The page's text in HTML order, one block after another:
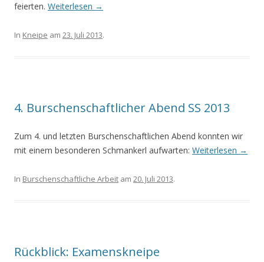
feierten. Weiterlesen →
In Kneipe am 23. Juli 2013.
4. Burschenschaftlicher Abend SS 2013
Zum 4. und letzten Burschenschaftlichen Abend konnten wir
mit einem besonderen Schmankerl aufwarten: Weiterlesen →
In Burschenschaftliche Arbeit am 20. Juli 2013.
Rückblick: Examenskneipe